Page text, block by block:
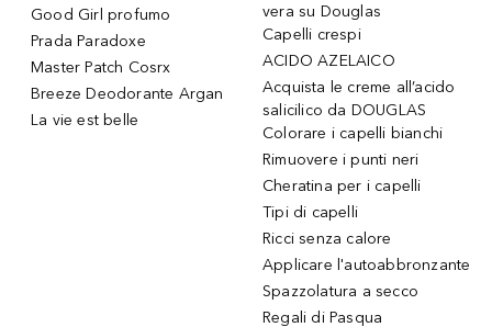
Good Girl profumo
Prada Paradoxe
Master Patch Cosrx
Breeze Deodorante Argan
La vie est belle
vera su Douglas
Capelli crespi
ACIDO AZELAICO
Acquista le creme all’acido
salicilico da DOUGLAS
Colorare i capelli bianchi
Rimuovere i punti neri
Cheratina per i capelli
Tipi di capelli
Ricci senza calore
Applicare l'autoabbronzante
Spazzolatura a secco
Regali di Pasqua